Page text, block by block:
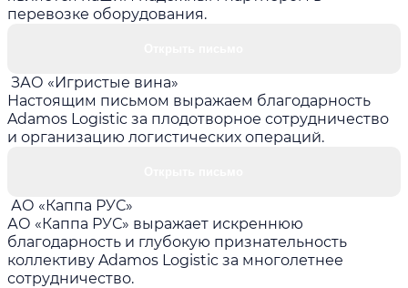
перевозке оборудования.
ЗАО «Игристые вина»
Настоящим письмом выражаем благодарность
Adamos Logistic за плодотворное сотрудничество
и организацию логистических операций.
АО «Каппа РУС»
АО «Каппа РУС» выражает искреннюю
благодарность и глубокую признательность
коллективу Adamos Logistic за многолетнее
сотрудничество.